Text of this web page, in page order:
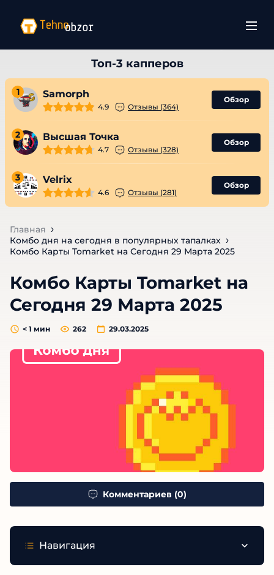
1 Samorph
4.9 Отзывы (364)
Обзор
2 Высшая Точка
4.7 Отзывы (328)
Обзор
3 Velrix
4.6 Отзывы (281)
Обзор
Главная
Комбо дня на сегодня в популярных тапалках
Комбо Карты Tomarket на Сегодня 29 Марта 2025
Комбо Карты Tomarket на
Сегодня 29 Марта 2025
29.03.2025
< 1 мин 262
Комментариев (0)
Навигация